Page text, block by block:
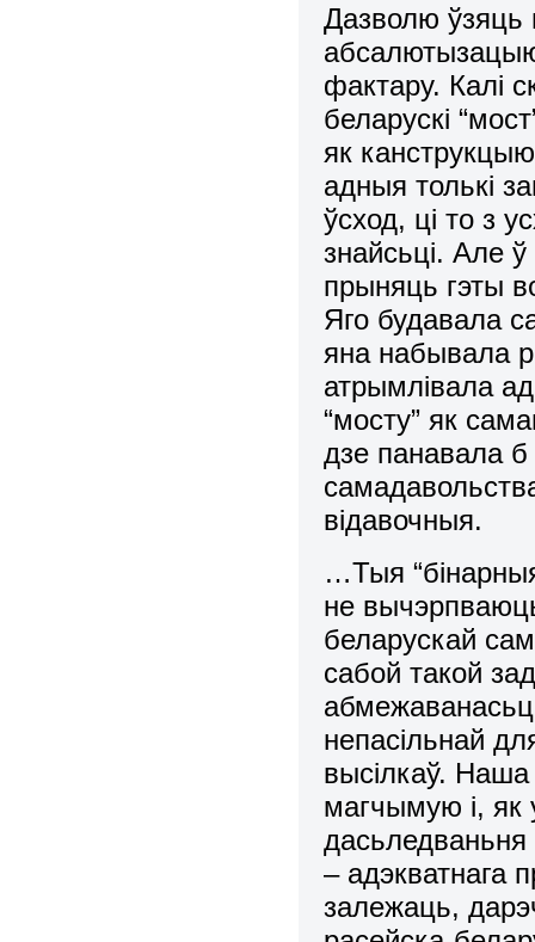
Дазволю ўзяць
фактару. Калі
беларускі
як
адныя толькі
ўсход, ці то з
знайсьці. Але ў
прыняць гэты
Яго будавала
яна набывала
атрымлівала
“мосту” як
дзе панавала
відавочныя.
…Тыя
не
беларускай
сабой такой
непасільнай
высілкаў.
магчымую і, як
дасьледваньня
– адэкватнага
залежаць,